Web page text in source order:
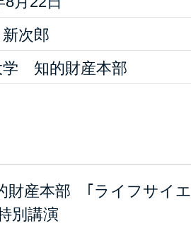
次郎
学 知的財産本部
産本部 ｢ライフサイエ
別講演